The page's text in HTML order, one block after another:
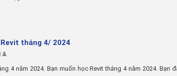
tháng 4/ 2024
4 năm 2024. Bạn muốn học Revit tháng 4 năm 2024. Bạn